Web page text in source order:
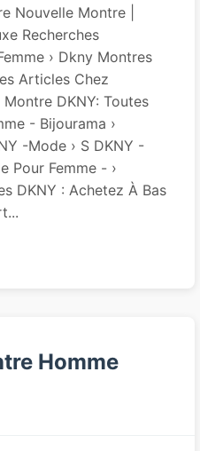
Nouvelle Montre |
Recherches
› Dkny Montres
Articles Chez
Montre DKNY: Toutes
- Bijourama ›
-Mode › S DKNY -
Pour Femme - ›
DKNY : Achetez À Bas
Homme